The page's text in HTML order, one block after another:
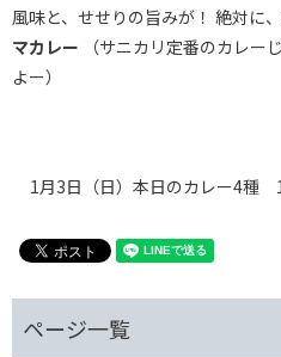
風味と、せせりの旨みが！ 絶対に
マカレー （サニカリ定番のカレー
よー）
1月3日（日）本日のカレー4種